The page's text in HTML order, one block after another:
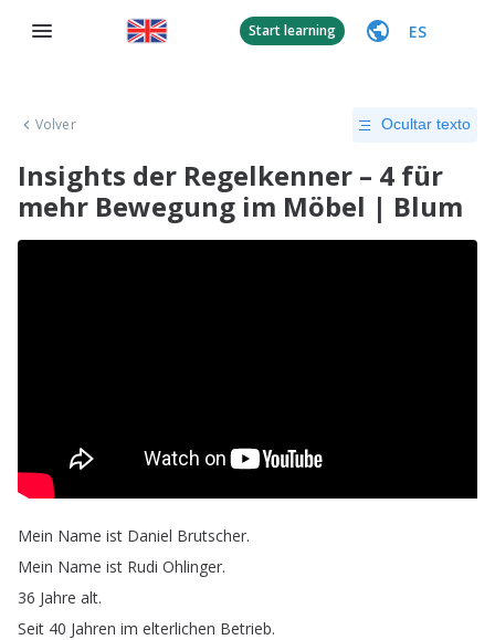
Start learning ES
Volver Ocultar texto
Insights der Regelkenner – 4 für
mehr Bewegung im Möbel | Blum
Mein Name ist Daniel Brutscher.
Mein Name ist Rudi Ohlinger.
36 Jahre alt.
Seit 40 Jahren im elterlichen Betrieb.